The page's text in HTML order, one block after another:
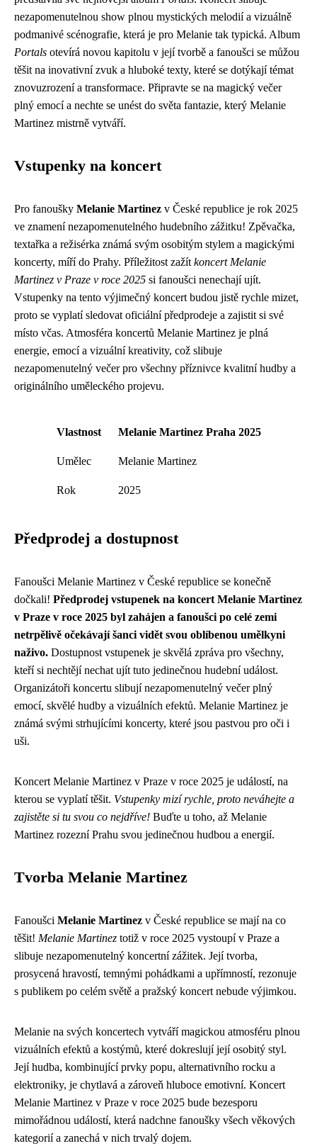
nezapomenutelnou show plnou mystických melodií a vizuálně
podmanivé scénografie, která je pro Melanie tak typická. Album
Portals otevírá novou kapitolu v její tvorbě a fanoušci se můžou
těšit na inovativní zvuk a hluboké texty, které se dotýkají témat
znovuzrození a transformace. Připravte se na magický večer
plný emocí a nechte se unést do světa fantazie, který Melanie
Martinez mistrně vytváří.
Vstupenky na koncert
Pro fanoušky Melanie Martinez v České republice je rok 2025
ve znamení nezapomenutelného hudebního zážitku! Zpěvačka,
textařka a režisérka známá svým osobitým stylem a magickými
koncerty, míří do Prahy. Příležitost zažít koncert Melanie
Martinez v Praze v roce 2025 si fanoušci nenechají ujít.
Vstupenky na tento výjimečný koncert budou jistě rychle mizet,
proto se vyplatí sledovat oficiální předprodeje a zajistit si své
místo včas. Atmosféra koncertů Melanie Martinez je plná
energie, emocí a vizuální kreativity, což slibuje
nezapomenutelný večer pro všechny příznivce kvalitní hudby a
originálního uměleckého projevu.
Vlastnost Melanie Martinez Praha 2025
Umělec Melanie Martinez
Rok 2025
Předprodej a dostupnost
Fanoušci Melanie Martinez v České republice se konečně
dočkali! Předprodej vstupenek na koncert Melanie Martinez
v Praze v roce 2025 byl zahájen a fanoušci po celé zemi
netrpělivě očekávají šanci vidět svou oblíbenou umělkyni
naživo. Dostupnost vstupenek je skvělá zpráva pro všechny,
kteří si nechtějí nechat ujít tuto jedinečnou hudební událost.
Organizátoři koncertu slibují nezapomenutelný večer plný
emocí, skvělé hudby a vizuálních efektů. Melanie Martinez je
známá svými strhujícími koncerty, které jsou pastvou pro oči i
uši.
Koncert Melanie Martinez v Praze v roce 2025 je událostí, na
kterou se vyplatí těšit. Vstupenky mizí rychle, proto neváhejte a
zajistěte si tu svou co nejdříve! Buďte u toho, až Melanie
Martinez rozezní Prahu svou jedinečnou hudbou a energií.
Tvorba Melanie Martinez
Fanoušci Melanie Martinez v České republice se mají na co
těšit! Melanie Martinez totiž v roce 2025 vystoupí v Praze a
slibuje nezapomenutelný koncertní zážitek. Její tvorba,
prosycená hravostí, temnými pohádkami a upřímností, rezonuje
s publikem po celém světě a pražský koncert nebude výjimkou.
Melanie na svých koncertech vytváří magickou atmosféru plnou
vizuálních efektů a kostýmů, které dokreslují její osobitý styl.
Její hudba, kombinující prvky popu, alternativního rocku a
elektroniky, je chytlavá a zároveň hluboce emotivní. Koncert
Melanie Martinez v Praze v roce 2025 bude bezesporu
mimořádnou událostí, která nadchne fanoušky všech věkových
kategorií a zanechá v nich trvalý dojem.